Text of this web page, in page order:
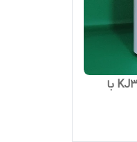
مودم سیمکارتی du مدل KJ33 با